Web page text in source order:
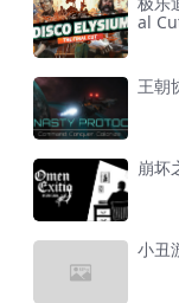
al
王朝
崩坏
小丑